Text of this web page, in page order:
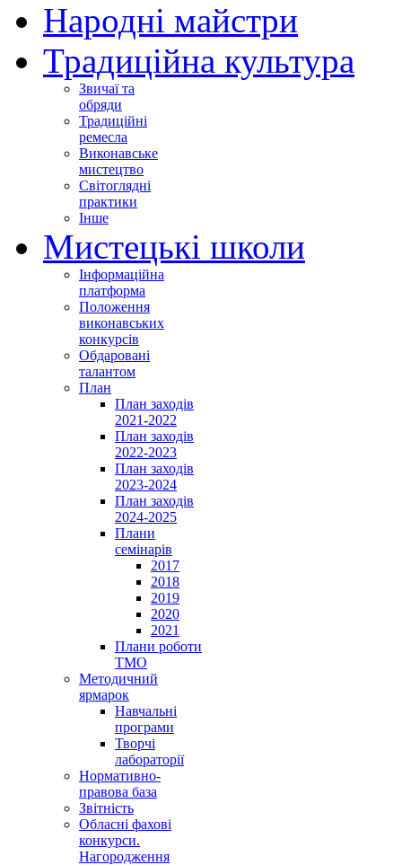
Народні майстри
Традиційна культура
Звичаї та
обряди
Традиційні
ремесла
Виконавське
мистецтво
Світоглядні
практики
Інше
Мистецькі школи
Інформаційна
платформа
Положення
виконавських
конкурсів
Обдаровані
талантом
План
План заходів
2021-2022
План заходів
2022-2023
План заходів
2023-2024
План заходів
2024-2025
Плани
семінарів
2017
2018
2019
2020
2021
Плани роботи
ТМО
Методичний
ярмарок
Навчальні
програми
Творчі
лабораторії
Нормативно-
правова база
Звітність
Обласні фахові
конкурси.
Нагородження